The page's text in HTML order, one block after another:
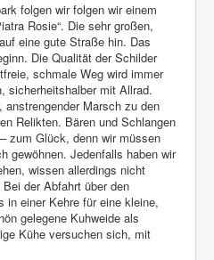
folgen wir folgen wir einem
Rosie“. Die sehr großen,
eine gute Straße hin. Das
Die Qualität der Schilder
schmale Weg wird immer
sicherheitshalber mit Allrad.
Marsch zu den
Relikten. Bären und Schlangen
zum Glück, denn wir müssen
gewöhnen. Jedenfalls haben wir
wissen allerdings nicht
der Abfahrt über den
in einer Kehre für eine kleine,
gelegene Kuhweide als
Kühe versuchen sich, mit